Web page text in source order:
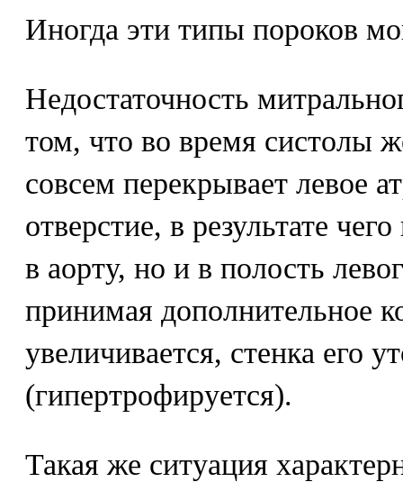
Иногда эти типы пороков
Недостаточность
том, что во время систолы
совсем перекрывает левое
отверстие, в результате
в аорту, но и в полость
принимая дополнительное
увеличивается, стенка его
(гипертрофируется).
Такая же ситуация